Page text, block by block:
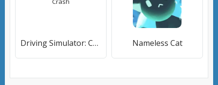
Driving Simulator: Car Crash Nameless Cat